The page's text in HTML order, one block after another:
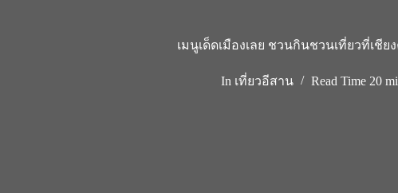
เมนูเด็ดเมืองเลย ชวนกินชวนเที่ยวที่เชีย
In เที่ยวอีสาน Read Time 20